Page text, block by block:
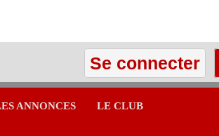
Se connecter
ANNONCES LE CLUB